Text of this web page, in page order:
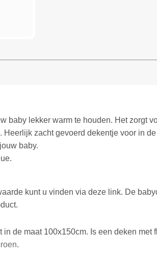
baby lekker warm te houden. Het zorgt
zacht gevoerd dekentje voor in
baby.
kunt u vinden via deze link. De
de maat 100x150cm. Is een deken
.